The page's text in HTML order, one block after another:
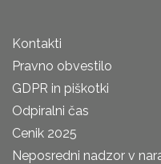
Kontakti
Pravno obvestilo
GDPR in piškotki
Odpiralni čas
Cenik 2025
Neposredni nadzor v